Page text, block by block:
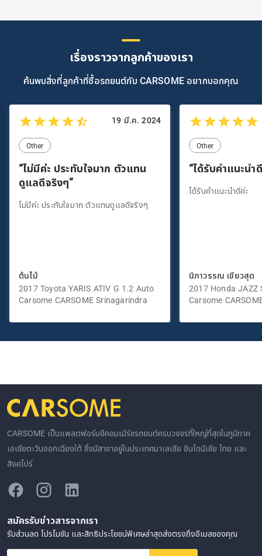
เรื่องราวจากลูกค้าของเรา
ค้นพบสิ่งที่ลูกค้าที่ซื้อรถยนต์กับ CARSOME อยากบอกคุณ
19 มี.ค. 2024
Other
“ไม่มีค่ะ ประทับใจมาก ตัวแทน
ดูแลดีจริงๆ”
ไม่มีค่ะ ประทับใจมาก ตัวแทนดูแลดีจริงๆ
ต้นไม้
2017 Toyota YARIS ATIV G 1.2 Auto
Carsome CARSOME Srinagarindra
Other
“ได้รับคำแนะนำ
ได้รับคำแนะนำดีค่ะ
นิภาวรรณ เขียวสุด
2017 Honda JAZZ
Carsome
CARSOME เป็นแพลตฟอร์มอีคอมเมิร์ซรถยนต์ครบวงจรที่ใหญ่ที่สุดในภูมิภาค
เอเชียตะวันออกเฉียงใต้ ซึ่งมีสาขาอยู่ในประเทศมาเลเซีย อินโดนีเซีย ไทย และ
สิงคโปร์
สมัครรับข่าวสารจากเรา
รับส่วนลด โปรโมชัน และสิทธิประโยชน์พิเศษล่าสุดส่งตรงถึงอีเมลของคุณ